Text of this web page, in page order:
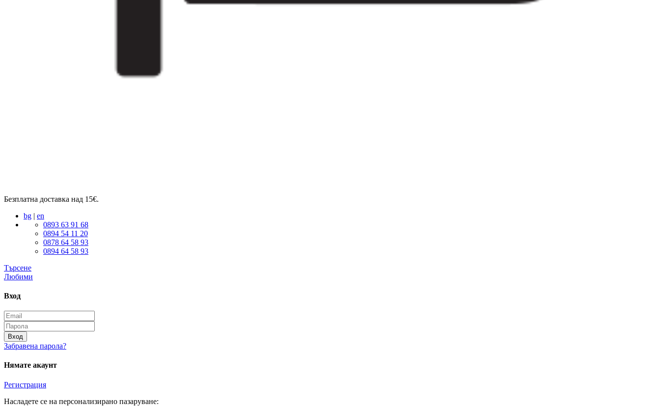
Безплатна доставка над 15€.
bg | en
0893 63 91 68
0894 54 11 20
0878 64 58 93
0894 64 58 93
Търсене
Любими
Вход
Вход
Забравена парола?
Нямате акаунт
Регистрация
Насладете се на персонализирано пазаруване: